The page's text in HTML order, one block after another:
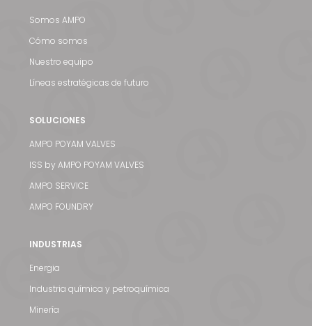
Somos AMPO
Cómo somos
Nuestro equipo
Líneas estratégicas de futuro
SOLUCIONES
AMPO POYAM VALVES
ISS by AMPO POYAM VALVES
AMPO SERVICE
AMPO FOUNDRY
INDUSTRIAS
Energia
Industria química y petroquímica
Minería